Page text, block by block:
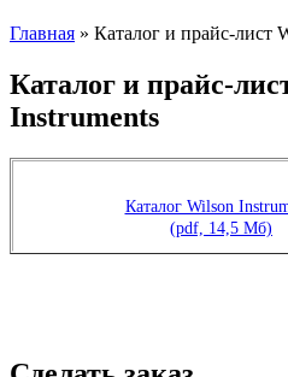
Главная » Каталог и прайс-лист
Каталог и прайс-
Instruments
Каталог Wilson
(pdf, 14,5 Мб)